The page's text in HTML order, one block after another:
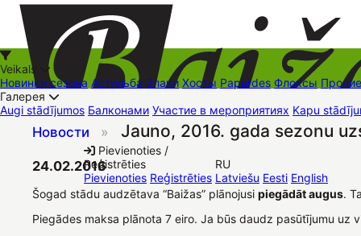
+37126545879 baizas@baizas.lv
Pievienoties /
Reģistrēties
Pievienoties Reģistrēties
RU
Latviešu Eesti English
Veikals
Новинки сезона Астильба Злаки Хосты Papardes Флоксы Прочие
Галерея
Augi stādījumos Балконами Участие в мероприятиях Kapu
Новости » Jauno, 2016. gada sezonu
24.02.2016
Šogad stādu audzētava “Baižas” plānojusi piegādāt augus.
Piegādes maksa plānota 7 eiro. Ja būs daudz pasūtījumu uz